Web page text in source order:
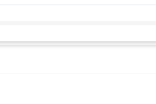
"замочная скважина" для